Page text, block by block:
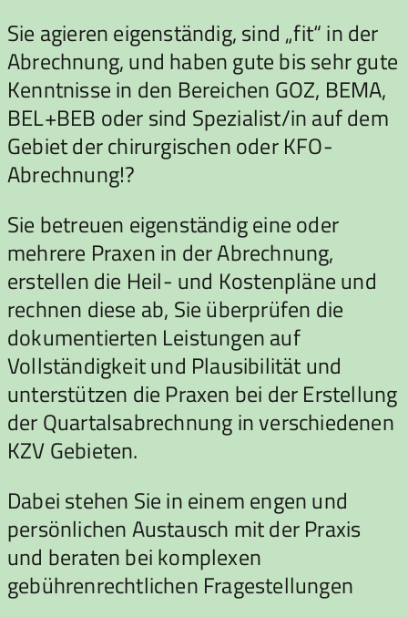
Sie agieren eigenständig, sind „fit“ in der
Abrechnung, und haben gute bis sehr gute
Kenntnisse in den Bereichen GOZ, BEMA,
BEL+BEB oder sind Spezialist/in auf dem
Gebiet der chirurgischen oder KFO-
Abrechnung!?
Sie betreuen eigenständig eine oder
mehrere Praxen in der Abrechnung,
erstellen die Heil- und Kostenpläne und
rechnen diese ab, Sie überprüfen die
dokumentierten Leistungen auf
Vollständigkeit und Plausibilität und
unterstützen die Praxen bei der Erstellung
der Quartalsabrechnung in verschiedenen
KZV Gebieten.
Dabei stehen Sie in einem engen und
persönlichen Austausch mit der Praxis
und beraten bei komplexen
gebührenrechtlichen Fragestellungen